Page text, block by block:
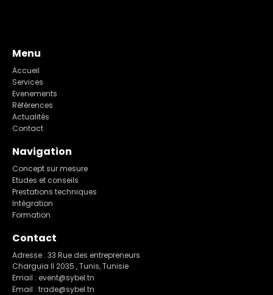
Menu
Accueil
Services
Evenements
Références
Actualités
Contact
Navigation
Concept sur mesure
Etudes et conseils
Prestations techniques
Intégration
Formation
Contact
Adresse : 33 Rue des entrepreneurs
Charguia II 2035 , Tunis, Tunisie
Email : event@sybel.tn
Email : trade@sybel.tn